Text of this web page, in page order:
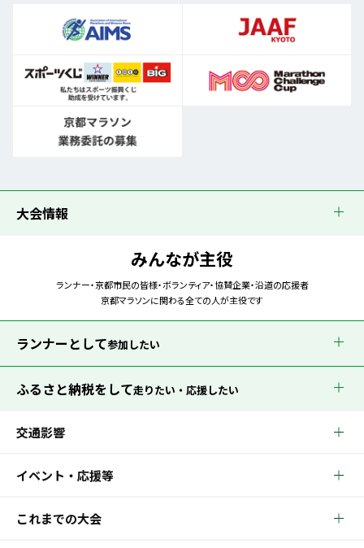
大会情報
みんなが主役
ランナー・京都市民の皆様・ボランティア・協賛企業・沿道の応援者
京都マラソンに関わる全ての人が主役です
ランナーとして参加したい
ふるさと納税をして走りたい・応援したい
交通影響
イベント・応援等
これまでの大会